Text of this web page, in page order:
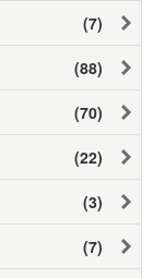
(7)
(88)
(70)
(22)
(3)
(7)